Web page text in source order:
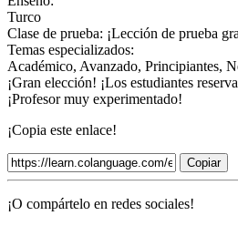
Turco
Clase de prueba: ¡Lección de prueba
Temas especializados:
Académico, Avanzado, Principiantes,
¡Gran elección! ¡Los estudiantes
¡Profesor muy experimentado!
¡Copia este enlace!
Copiar
¡O compártelo en redes sociales!